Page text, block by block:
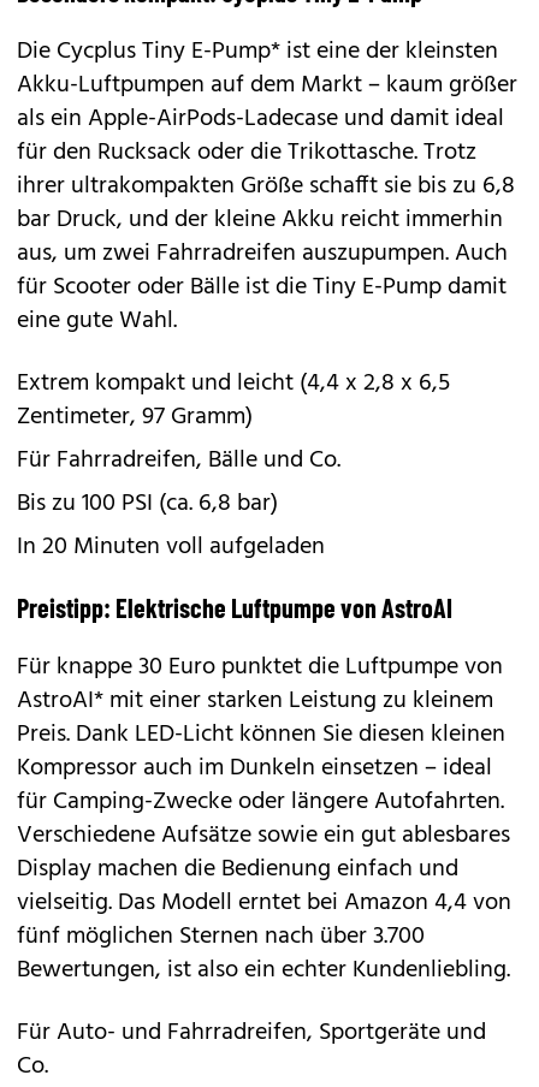
DieCycplus Tiny E-Pump*ist eine der kleinsten
Akku-Luftpumpen auf dem Markt – kaum größer
als ein Apple-AirPods-Ladecase und damit ideal
für den Rucksack oder die Trikottasche. Trotz
ihrer ultrakompakten Größe schafft sie bis zu 6,8
bar Druck, und der kleine Akku reicht immerhin
aus, um zwei Fahrradreifen auszupumpen. Auch
für Scooter oder Bälle ist die Tiny E-Pump damit
eine gute Wahl.
Extrem kompakt und leicht (4,4 x 2,8 x 6,5
Zentimeter, 97 Gramm)
Für Fahrradreifen, Bälle und Co.
Bis zu 100 PSI (ca. 6,8 bar)
In 20 Minuten voll aufgeladen
Preistipp: Elektrische Luftpumpe von AstroAI
Für knappe 30 Euro punktet dieLuftpumpe von
AstroAI*mit einer starken Leistung zu kleinem
Preis. Dank LED-Licht können Sie diesen kleinen
Kompressor auch im Dunkeln einsetzen – ideal
für Camping-Zwecke oder längere Autofahrten.
Verschiedene Aufsätze sowie ein gut ablesbares
Display machen die Bedienung einfach und
vielseitig. Das Modell erntet bei Amazon 4,4 von
fünf möglichen Sternen nach über 3.700
Bewertungen, ist also ein echter Kundenliebling.
Für Auto- und Fahrradreifen, Sportgeräte und
Co.